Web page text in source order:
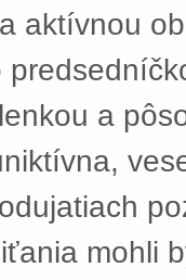
aktívnou
a
mohli